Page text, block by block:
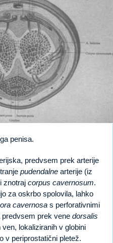
penisa.
predvsem prek arterije
pudendalne arterije (iz
znotraj corpus cavernosum.
za oskrbo spolovila, lahko
cavernosa s perforativnimi
prek vene dorsalis
ven, lokaliziranih v globini
v periprostatični pletež.